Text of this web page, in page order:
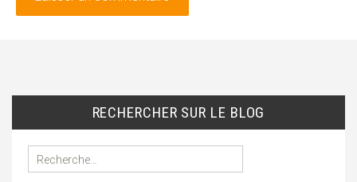
RECHERCHER SUR LE BLOG
e